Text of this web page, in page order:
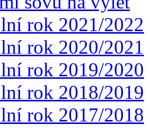
rok 2021/2022
rok 2020/2021
rok 2019/2020
rok 2018/2019
rok 2017/2018